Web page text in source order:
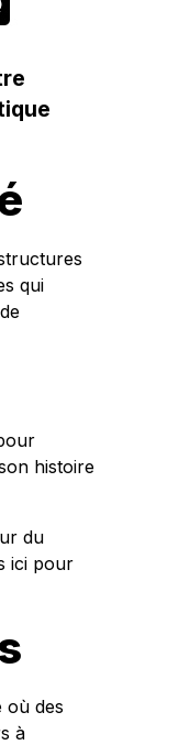
qui
histoire
du
ici pour
où des
à